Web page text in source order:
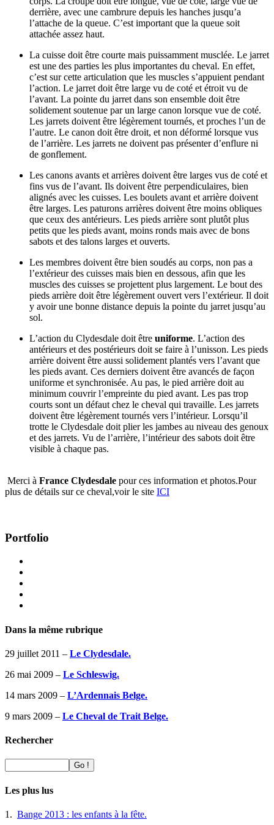
derrière, avec une cambrure depuis les hanches jusqu’a
l’attache de la queue. C’est important que la queue soit
attachée assez haut.
La cuisse doit être courte mais puissamment musclée. Le jarret
est une des parties les plus importantes du cheval. En effet,
c’est sur cette articulation que les muscles s’appuient pendant
l’action. Le jarret doit être large vu de coté et étroit vu de
l’avant. La pointe du jarret dans son ensemble doit être
solidement soutenue par un large canon lorsque vue de coté.
Les jarrets doivent être légèrement tournés, et proches l’un de
l’autre. Le canon doit être droit, et non déformé lorsque vus
de l’arrière. Les jarrets ne doivent pas présenter d’enflure ni
de gonflement.
Les canons avants et arrières doivent être larges vus de coté et
fins vus de l’avant. Ils doivent être perpendiculaires, bien
alignés avec les cuisses. Les boulets avant et arrière doivent
être larges. Les paturons arrières doivent être moins obliques
que ceux des antérieurs. Les pieds arrière sont plutôt plus
petits que les pieds avant, moins ronds mais avec de bons
sabots et des talons larges et ouverts.
Les membres doivent être bien soudés au corps, non pas a
l’extérieur des cuisses mais bien en dessous, afin que les
muscles des cuisses se projettent plus largement. Le bout des
pieds arrière doit être légèrement ouvert vers l’extérieur. Il doit
y avoir une bonne distance depuis la pointe du jarret jusqu’au
sol.
L’action du Clydesdale doit être uniforme. L’action des
antérieurs et des postérieurs doit se faire à l’unisson. Les pieds
arrière doivent être aussi solidement plantés vers l’avant que
les pieds avant. Ces derniers doivent être avancés de façon
uniforme et synchronisée. Au pas, le pied arrière doit au
minimum couvrir l’empreinte du pied avant. Les pas trop
courts sont un défaut chez le cheval qui travaille. Les jarrets
doivent être légèrement tournés vers l’intérieur. Lorsqu’il
trotte le Clydesdale doit plier les jambes au niveau des genoux
et des jarrets. Vu de l’arrière, l’intérieur des sabots doit être
visible à chaque pas.
Merci à France Clydesdale pour ces information et photos.Pour
plus de détails sur ce cheval,voir le site ICI
Portfolio
Dans la même rubrique
29 juillet 2011 – Le Clydesdale.
26 mai 2009 – Le Schleswig.
14 mars 2009 – L’Ardennais Belge.
9 mars 2009 – Le Cheval de Trait Belge.
Rechercher
Les plus lus
1. Bange 2013 : les enfants à la fête.